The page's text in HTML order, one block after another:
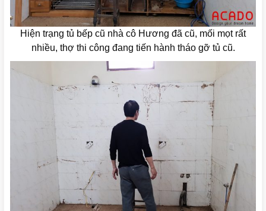
Hiện trạng tủ bếp cũ nhà cô Hương đã cũ, mối mọt rất
nhiều, thợ thi công đang tiến hành tháo gỡ tủ cũ.